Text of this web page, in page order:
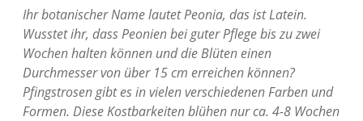
Ihr botanischer Name lautet Peonia, das ist Latein.
Wusstet ihr, dass Peonien bei guter Pflege bis zu zwei
Wochen halten können und die Blüten einen
Durchmesser von über 15 cm erreichen können?
Pfingstrosen gibt es in vielen verschiedenen Farben und
Formen. Diese Kostbarkeiten blühen nur ca. 4-8 Wochen